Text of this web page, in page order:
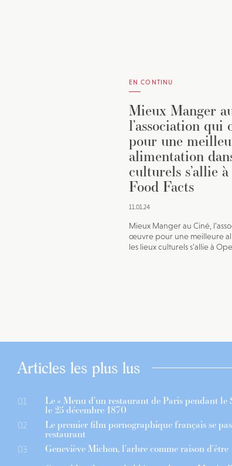
EN CONTINU
Mieux Manger
l’association
pour une
alimentation
culturels s’allie
Food Facts
11.01.24
Mieux Manger au Ciné,
œuvre pour une meilleure
les lieux culturels s’allie à
Articles les plus lus
01 Le « Menu d’un restaurant de Paris pendant le
le 25 décembre 1870
02 Le premier film pornographique français se
restaurant
03 Geneviève Michon, l’arbre comme raison d’être